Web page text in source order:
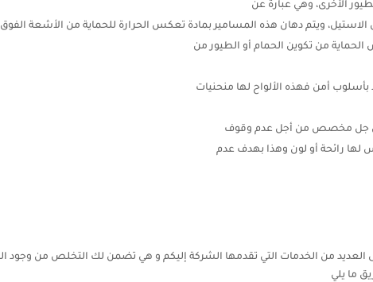
الأخرى، وهي عبارة عن
ويتم دهان هذه المسامير بمادة تعكس الحرارة للحماية من الأشعة
من تكوين الحمام أو الطيور من
بأسلوب أمن فهذه الألواح لها منحنيات
عن جل مخصص من أجل عدم وقوف
لها رائحة أو لون وهذا بهدف عدم
من الخدمات التي تقدمها الشركة إليكم و هي تضمن لك التخلص من وجود
ما يلي